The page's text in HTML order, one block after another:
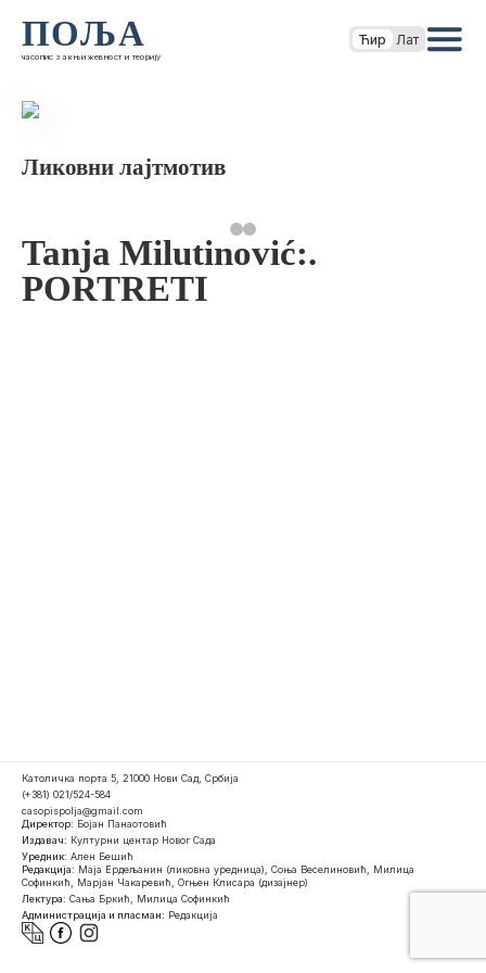
ПОЉА
часопис за књижевност и теорију
Ћир Лат
Ликовни лајтмотив
Tanja Milutinović:.
PORTRETI
Католичка порта 5, 21000 Нови Сад, Србија
(+381) 021/524-584
casopispolja@gmail.com
Директор: Бојан Панаотовић
Издавач: Културни центар Новог Сада
Уредник: Ален Бешић
Редакција: Маја Ердељанин (ликовна уредница), Соња Веселиновић, Милица
Софинкић, Марјан Чакаревић, Огњен Клисара (дизајнер)
Лектура: Сања Бркић, Милица Софинкић
Администрација и пласман: Редакција